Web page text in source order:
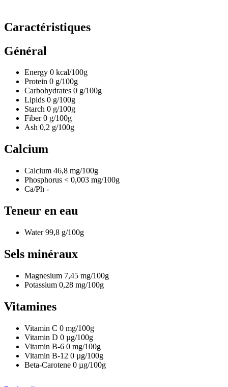
Caractéristiques
Général
Energy 0 kcal/100g
Protein 0 g/100g
Carbohydrates 0 g/100g
Lipids 0 g/100g
Starch 0 g/100g
Fiber0 g/100g
Ash 0,2 g/100g
Calcium
Calcium 46,8 mg/100g
Phosphorus < 0,003 mg/100g
Ca/Ph -
Teneur en eau
Water99,8 g/100g
Sels minéraux
Magnesium 7,45 mg/100g
Potassium 0,28 mg/100g
Vitamines
Vitamin C 0 mg/100g
Vitamin D 0 µg/100g
Vitamin B-6 0 mg/100g
Vitamin B-12 0 µg/100g
Beta-Carotene 0 µg/100g